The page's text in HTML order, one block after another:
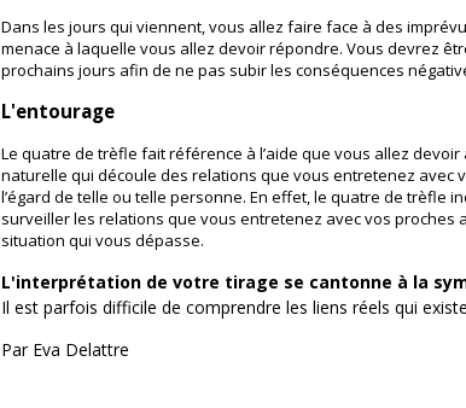
Dans les jours qui viennent, vous allez faire face à des
menace à laquelle vous allez devoir répondre. Vous devrez
prochains jours afin de ne pas subir les conséquences
L'entourage
Le quatre de trèfle fait référence à l’aide que vous allez
naturelle qui découle des relations que vous entretenez avec
l’égard de telle ou telle personne. En effet, le quatre de trèfle
surveiller les relations que vous entretenez avec vos proches
situation qui vous dépasse.
L'interprétation de votre tirage se cantonne à la
Il est parfois difficile de comprendre les liens réels qui
Par Eva Delattre